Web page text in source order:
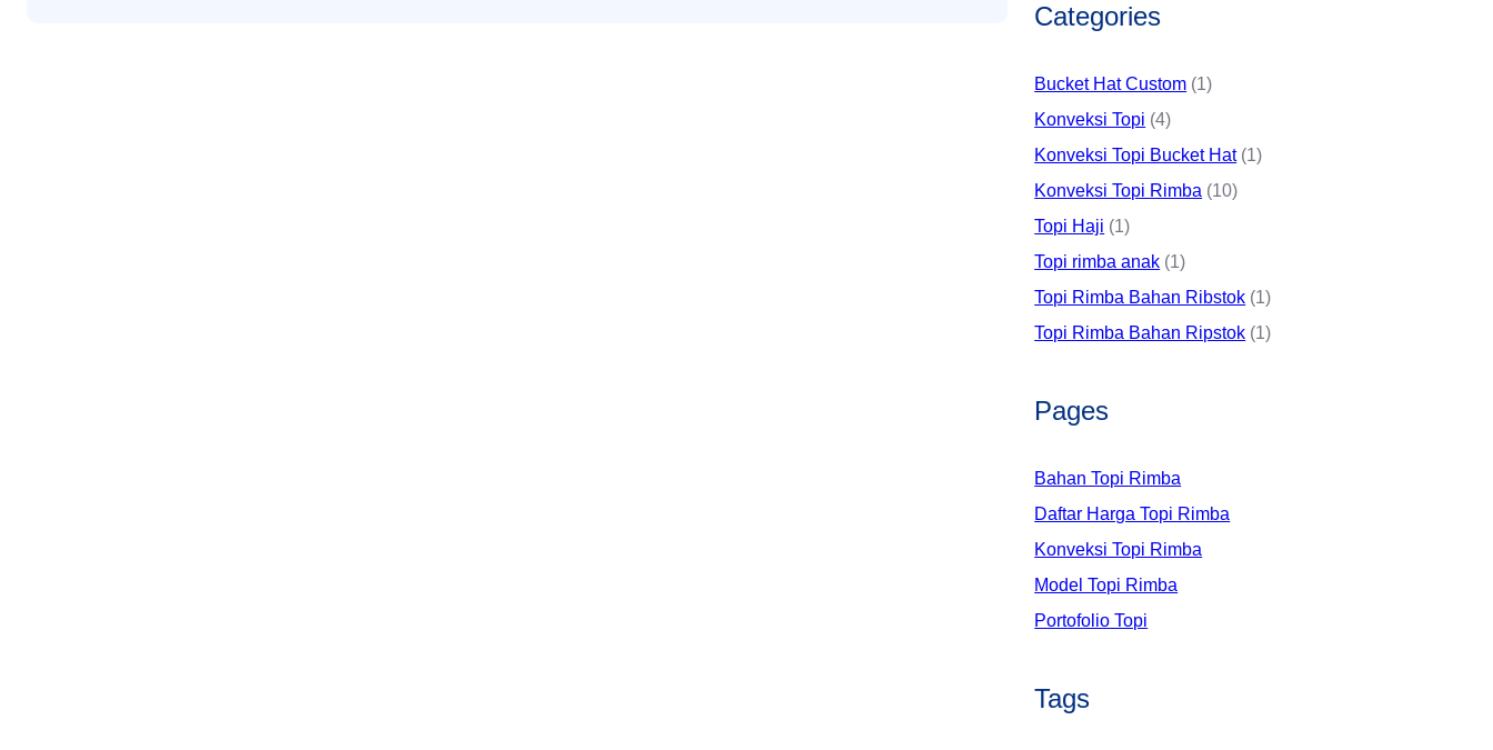
Categories
Bucket Hat Custom (1)
Konveksi Topi (4)
Konveksi Topi Bucket Hat(1)
Konveksi Topi Rimba (10)
Topi Haji (1)
Topi rimba anak (1)
Topi Rimba Bahan Ribstok (1)
Topi Rimba Bahan Ripstok (1)
Pages
Bahan Topi Rimba
Daftar Harga Topi Rimba
Konveksi Topi Rimba
Model Topi Rimba
Portofolio Topi
Tags